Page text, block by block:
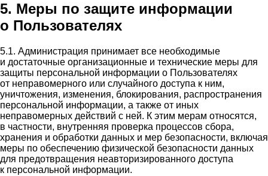
5. Меры по защите информации
о Пользователях
5.1. Администрация принимает все необходимые
и достаточные организационные и технические меры для
защиты персональной информации о Пользователях
от неправомерного или случайного доступа к ним,
уничтожения, изменения, блокирования, распространения
персональной информации, а также от иных
неправомерных действий с ней. К этим мерам относятся,
в частности, внутренняя проверка процессов сбора,
хранения и обработки данных и мер безопасности, включая
меры по обеспечению физической безопасности данных
для предотвращения неавторизированного доступа
к персональной информации.